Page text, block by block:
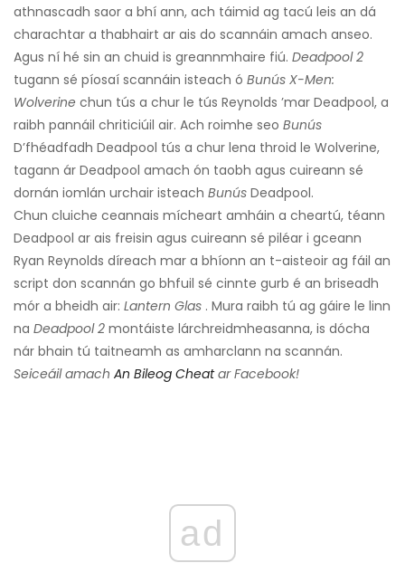
athnascadh saor a bhí ann, ach táimid ag tacú leis an dá
charachtar a thabhairt ar ais do scannáin amach anseo.
Agus ní hé sin an chuid is greannmhaire fiú. Deadpool 2
tugann sé píosaí scannáin isteach ó Bunús X-Men:
Wolverine chun tús a chur le tús Reynolds ’mar Deadpool, a
raibh pannáil chriticiúil air. Ach roimhe seo Bunús
D’fhéadfadh Deadpool tús a chur lena throid le Wolverine,
tagann ár Deadpool amach ón taobh agus cuireann sé
dornán iomlán urchair isteach Bunús Deadpool.
Chun cluiche ceannais mícheart amháin a cheartú, téann
Deadpool ar ais freisin agus cuireann sé piléar i gceann
Ryan Reynolds díreach mar a bhíonn an t-aisteoir ag fáil an
script don scannán go bhfuil sé cinnte gurb é an briseadh
mór a bheidh air: Lantern Glas . Mura raibh tú ag gáire le linn
na Deadpool 2 montáiste lárchreidmheasanna, is dócha
nár bhain tú taitneamh as amharclann na scannán.
Seiceáil amach An Bileog Cheatar Facebook!
ad